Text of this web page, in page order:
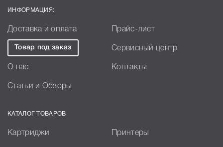
ИНФОРМАЦИЯ:
Доставка и оплата Прайс-лист
Товар под заказ Сервисный центр
О нас Контакты
Статьи и Обзоры
КАТАЛОГ ТОВАРОВ
Картриджи Принтеры